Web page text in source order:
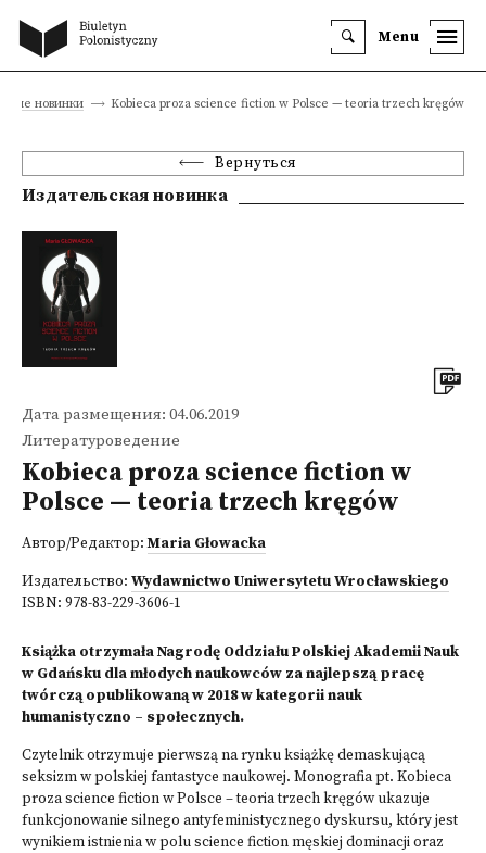
Menu
новинки Kobieca proza science fiction w Polsce — teoria trzech kręgów
Вернуться
Издательская новинка
Дата размещения: 04.06.2019
Литературоведение
Kobieca proza science fiction w
Polsce — teoria trzech kręgów
Автор/Редактор: Maria Głowacka
Издательство: Wydawnictwo Uniwersytetu Wrocławskiego
ISBN: 978-83-229-3606-1
Książka otrzymała Nagrodę Oddziału Polskiej Akademii Nauk
w Gdańsku dla młodych naukowców za najlepszą pracę
twórczą opublikowaną w 2018 w kategorii nauk
humanistyczno – społecznych.
Czytelnik otrzymuje pierwszą na rynku książkę demaskującą
seksizm w polskiej fantastyce naukowej. Monografia pt. Kobieca
proza science fiction w Polsce – teoria trzech kręgów ukazuje
funkcjonowanie silnego antyfeministycznego dyskursu, który jest
wynikiem istnienia w polu science fiction męskiej dominacji oraz